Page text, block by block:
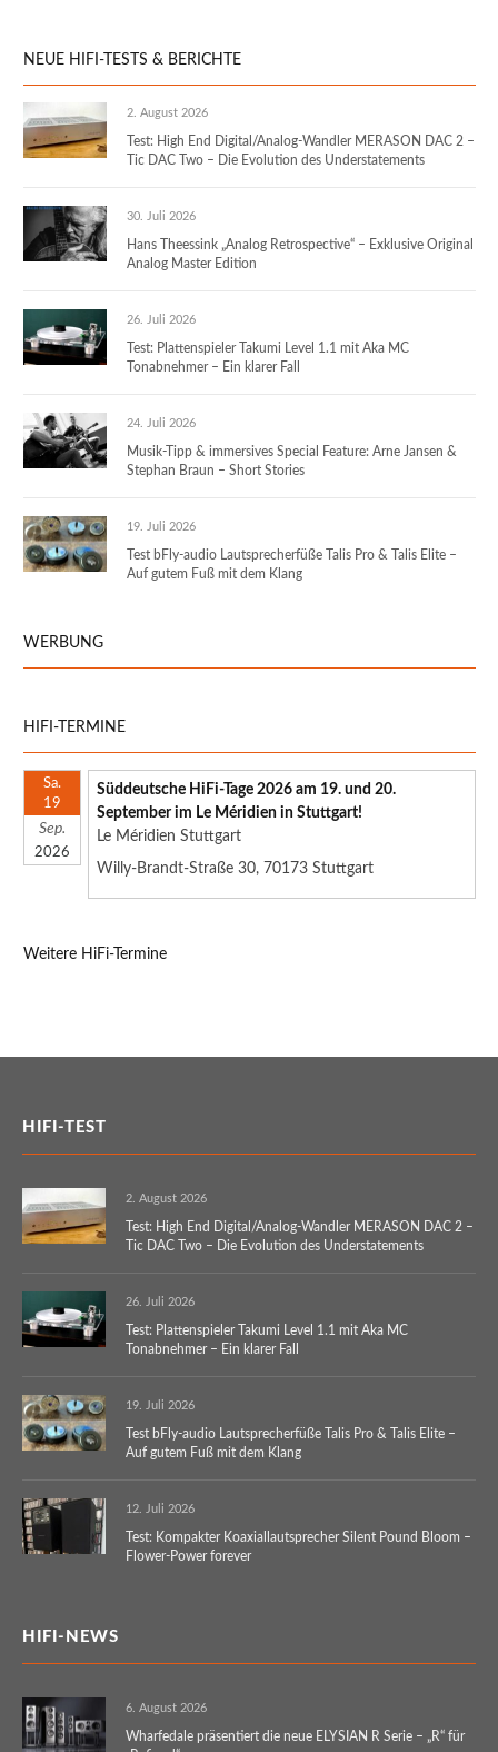
NEUE HIFI-TESTS & BERICHTE
2. August 2026
Test: High End Digital/Analog-Wandler MERASON DAC 2 –
Tic DAC Two – Die Evolution des Understatements
30. Juli 2026
Hans Theessink „Analog Retrospective“ – Exklusive Original
Analog Master Edition
26. Juli 2026
Test: Plattenspieler Takumi Level 1.1 mit Aka MC
Tonabnehmer – Ein klarer Fall
24. Juli 2026
Musik-Tipp & immersives Special Feature: Arne Jansen &
Stephan Braun – Short Stories
19. Juli 2026
Test bFly-audio Lautsprecherfüße Talis Pro & Talis Elite –
Auf gutem Fuß mit dem Klang
WERBUNG
HIFI-TERMINE
Sa.
19
Sep.
2026
Süddeutsche HiFi-Tage 2026 am 19. und 20.
September im Le Méridien in Stuttgart!
Le Méridien Stuttgart
Willy-Brandt-Straße 30, 70173 Stuttgart
Weitere HiFi-Termine
HIFI-TEST
2. August 2026
Test: High End Digital/Analog-Wandler MERASON DAC 2 –
Tic DAC Two – Die Evolution des Understatements
26. Juli 2026
Test: Plattenspieler Takumi Level 1.1 mit Aka MC
Tonabnehmer – Ein klarer Fall
19. Juli 2026
Test bFly-audio Lautsprecherfüße Talis Pro & Talis Elite –
Auf gutem Fuß mit dem Klang
12. Juli 2026
Test: Kompakter Koaxiallautsprecher Silent Pound Bloom –
Flower-Power forever
HIFI-NEWS
6. August 2026
Wharfedale präsentiert die neue ELYSIAN R Serie – „R“ für